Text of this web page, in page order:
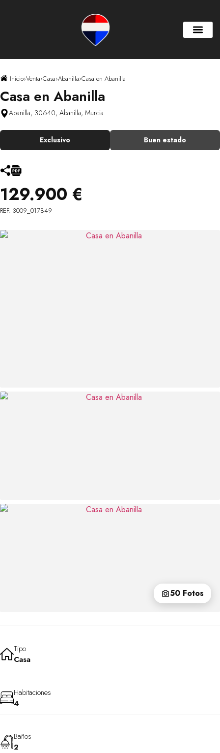
Inicio›Venta›Casa›Abanilla›Casa en Abanilla
Casa en Abanilla
Abanilla, 30640, Abanilla, Murcia
Exclusivo Buen estado
129.900 €
REF. 3009_017849
50 Fotos
Tipo
Casa
Habitaciones
4
Baños
2